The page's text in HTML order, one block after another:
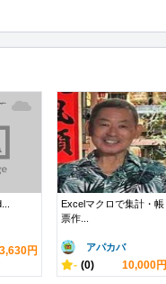
3,630円
Excelマクロで集計・帳
票作...
アパカバ
- (0) 10,000円